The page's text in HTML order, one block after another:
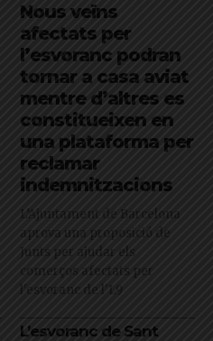
Nous veïns
afectats per
l’esvoranc podran
tornar a casa aviat
mentre d’altres es
constitueixen en
una plataforma per
reclamar
indemnitzacions
L’Ajuntament de Barcelona
aprova una proposició de
Junts per ajudar els
comerços afectats per
l'esvoranc de l'L9
L’esvoranc de Sant